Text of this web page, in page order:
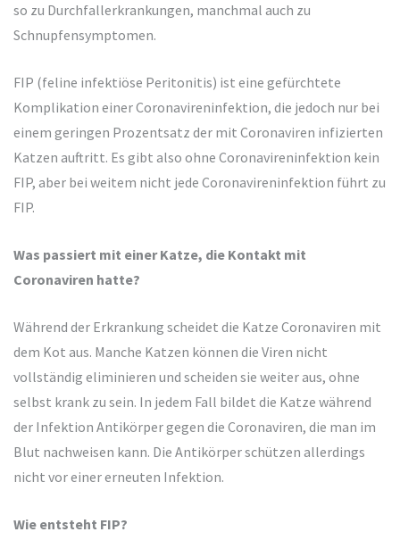
so zu Durchfallerkrankungen, manchmal auch zu
Schnupfensymptomen.
FIP (feline infektiöse Peritonitis) ist eine gefürchtete
Komplikation einer Coronavireninfektion, die jedoch nur bei
einem geringen Prozentsatz der mit Coronaviren infizierten
Katzen auftritt. Es gibt also ohne Coronavireninfektion kein
FIP, aber bei weitem nicht jede Coronavireninfektion führt zu
FIP.
Was passiert mit einer Katze, die Kontakt mit
Coronaviren hatte?
Während der Erkrankung scheidet die Katze Coronaviren mit
dem Kot aus. Manche Katzen können die Viren nicht
vollständig eliminieren und scheiden sie weiter aus, ohne
selbst krank zu sein. In jedem Fall bildet die Katze während
der Infektion Antikörper gegen die Coronaviren, die man im
Blut nachweisen kann. Die Antikörper schützen allerdings
nicht vor einer erneuten Infektion.
Wie entsteht FIP?